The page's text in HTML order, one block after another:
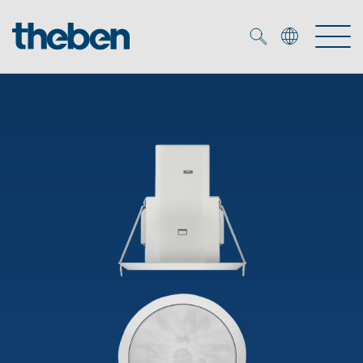
Smart Home
Détecteurs de présence et de mouvement
Spots LED
Solutions OEM
Références
Contrôle du temps et de la lumière
Commande d'éclairage DALI-2
Médiathèque